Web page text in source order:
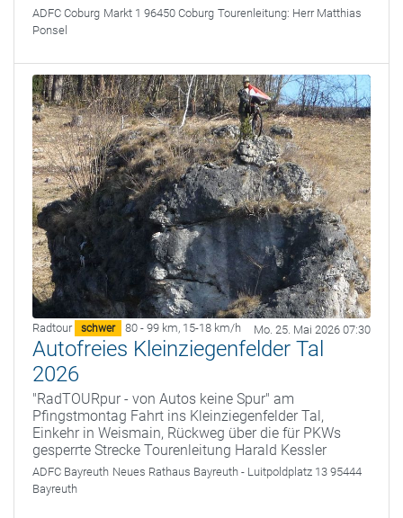
ADFC Coburg Markt 1 96450 Coburg Tourenleitung: Herr Matthias
Ponsel
Radtour schwer 80 - 99 km, 15-18 km/h Mo. 25. Mai 2026 07:30
Autofreies Kleinziegenfelder Tal
2026
"RadTOURpur - von Autos keine Spur" am
Pfingstmontag Fahrt ins Kleinziegenfelder Tal,
Einkehr in Weismain, Rückweg über die für PKWs
gesperrte Strecke Tourenleitung Harald Kessler
ADFC Bayreuth Neues Rathaus Bayreuth - Luitpoldplatz 13 95444
Bayreuth